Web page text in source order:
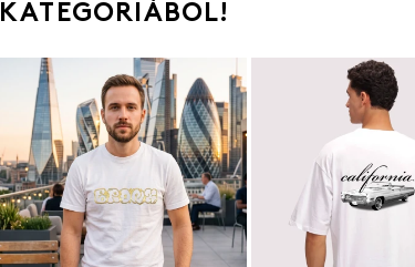
KATEGÓRIÁBÓL!